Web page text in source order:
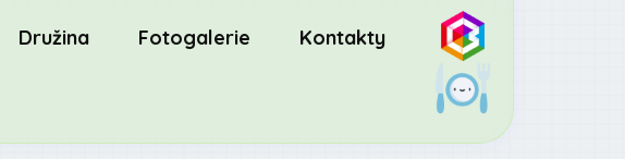
Družina Fotogalerie Kontakty